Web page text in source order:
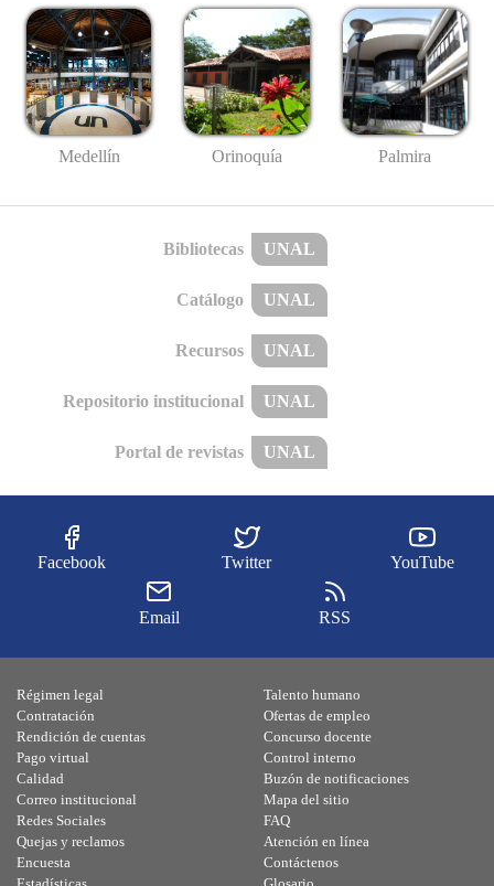
Medellín Orinoquía Palmira
Bibliotecas UNAL
Catálogo UNAL
Recursos UNAL
Repositorio institucional UNAL
Portal de revistas UNAL
Facebook Twitter YouTube
Email RSS
Régimen legal
Contratación
Rendición de cuentas
Pago virtual
Calidad
Talento humano
Ofertas de empleo
Concurso docente
Control interno
Buzón de notificaciones
Correo institucional
Redes Sociales
Quejas y reclamos
Encuesta
Mapa del sitio
FAQ
Atención en línea
Contáctenos